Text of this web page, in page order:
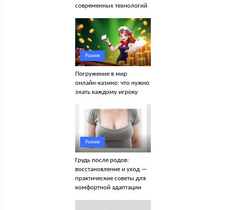
современных технологий
Разное
Погружение в мир
онлайн-казино: что нужно
знать каждому игроку
Разное
Грудь после родов:
восстановление и уход —
практические советы для
комфортной адаптации